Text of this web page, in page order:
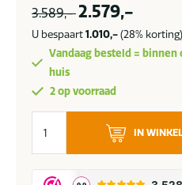
3.589,- 2.579,-
U bespaart1.010,-(28% korting)
Vandaag besteld = binnen
huis
2 op voorraad
Grado
low-
dining
IN